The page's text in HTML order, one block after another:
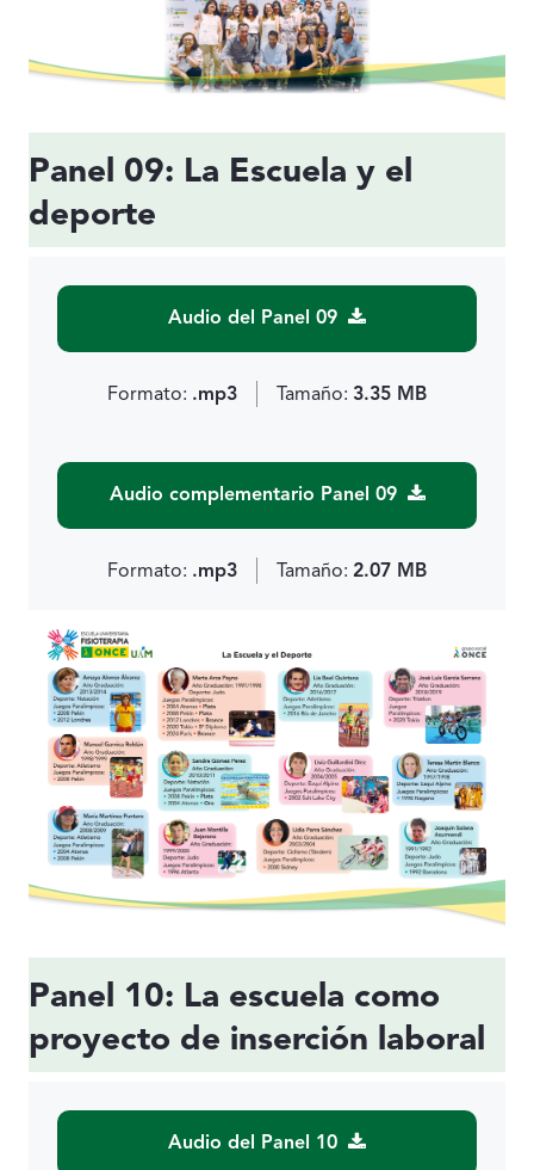
Panel 09: La Escuela y el
deporte
Audio del Panel 09
Formato: .mp3 Tamaño: 3.35 MB
Audio complementario Panel 09
Formato: .mp3 Tamaño: 2.07 MB
Panel 10: La escuela como
proyecto de inserción laboral
Audio del Panel 10